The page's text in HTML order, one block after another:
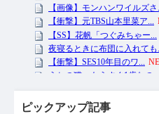
ピックアップ記事